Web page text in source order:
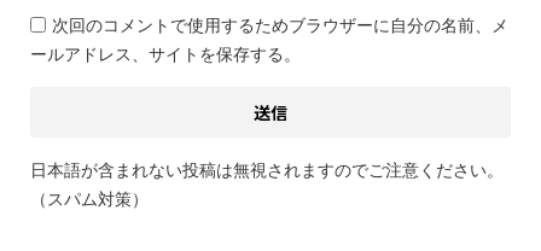
次回のコメントで使用するためブラウザーに自分の名前、メ
ールアドレス、サイトを保存する。
日本語が含まれない投稿は無視されますのでご注意ください。
（スパム対策）